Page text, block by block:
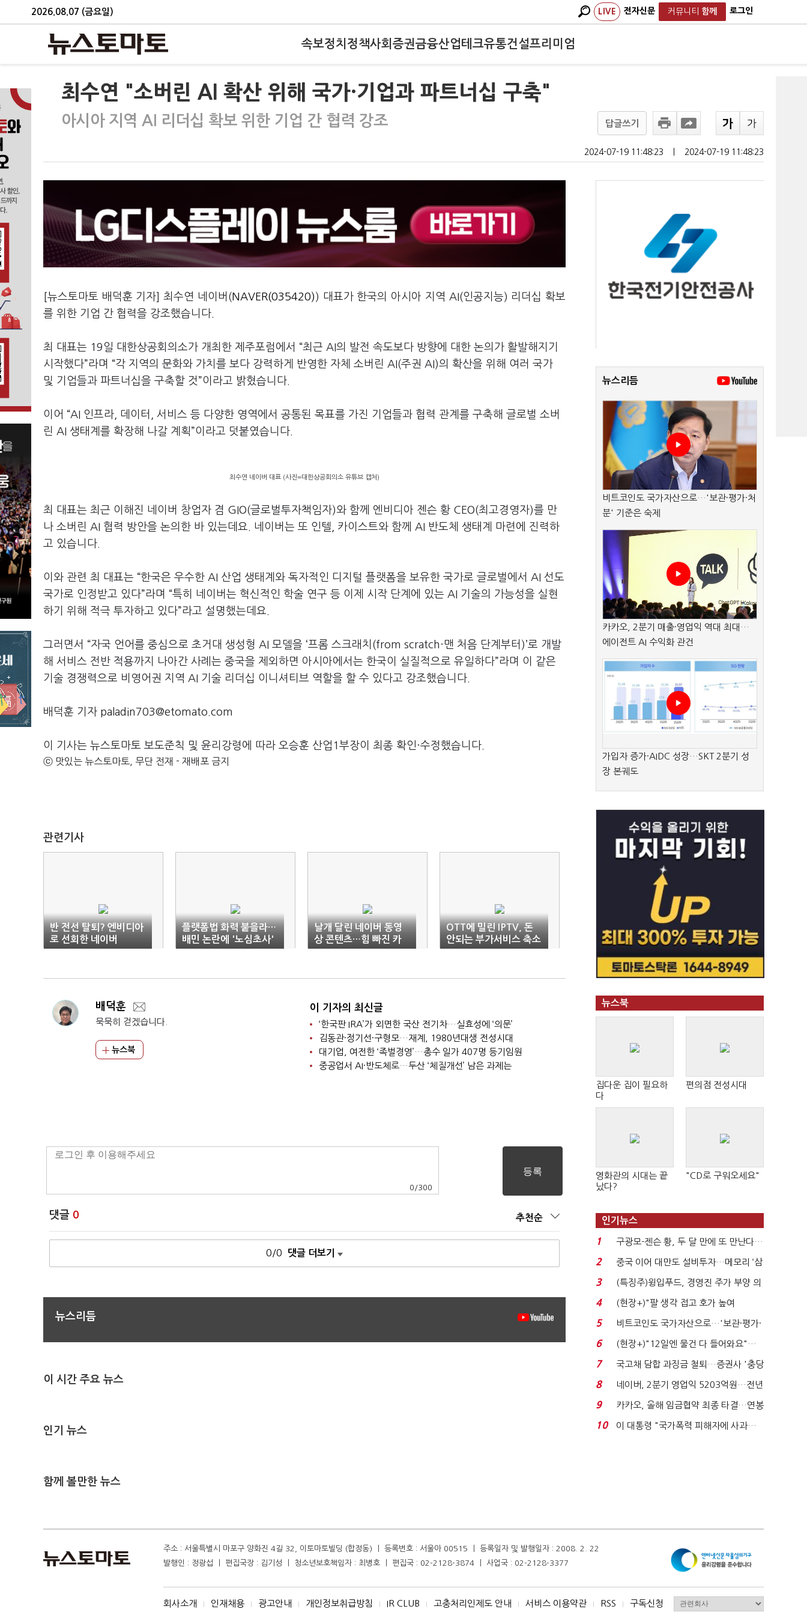
2026.08.07 (금요일) LIVE 전자신문 커뮤니티 함께 로그인
속보정치 정책사회 증권금융산업테크유통건설프리미엄
최수연 "소버린 AI 확산 위해 국가·기업과 파트너십 구축"
아시아 지역 AI 리더십 확보 위한 기업 간 협력 강조 답글쓰기
2024-07-19 11:48:23 2024-07-19 11:48:23
[뉴스토마토 배덕훈 기자] 최수연 네이버( NAVER(035420) ) 대표가 한국의 아시아 지역 AI(인공지능) 리더십 확보
를 위한 기업 간 협력을 강조했습니다
최 대표는 19일 대한상공회의소가 개최한 제주포럼에서 “최근 AI의 발전 속도보다 방향에 대한 논의가 활발해지기
시작했다”라며 “각 지역의 문화와 가치를 보다 강력하게 반영한 자체 소버린 AI(주권 AI)의 확산을 위해 여러 국가
및 기업들과 파트너십을 구축할 것”이라고 밝혔습니다
이어 “AI 인프라 데이터
서비스 등 다양한 영역에서 공통된 목표를 가진 기업들과 협력 관계를 구축해 글로벌 소버
린 AI 생태계를 확장해 나갈 계획”이라고 덧붙였습니다
최수연 네이버 대표 (사진=대한상공회의소 유튜브 캡처)
최 대표는 최근 이해진 네이버 창업자 겸 GIO(글로벌투자책임자)와 함께 엔비디아 젠슨 황 CEO(최고경영자)를 만
나 소버린 AI 협력 방안을 논의한 바 있는데요 네이버는 또 인텔 카이스트와 함께 AI 반도체 생태계 마련에 진력하
고 있습니다
이와 관련 최 대표는 “한국은 우수한 AI 산업 생태계와 독자적인 디지털 플랫폼을 보유한 국가로 글로벌에서 AI 선도
국가로 인정받고 있다”라며 “특히 네이버는 혁신적인 학술 연구 등 이제 시작 단계에 있는 AI 기술의 가능성을 실현
하기 위해 적극 투자하고 있다”라고 설명했는데요
그러면서 “자국 언어를 중심으로 초거대 생성형 AI 모델을 ‘프롬 스크래치 (from scratch ·맨 처음 단계부터 )’로 개발
해 서비스 전반 적용까지 나아간 사례는 중국을 제외하면 아시아에서는 한국이 실질적으로 유일하다”라며 이 같은
기술 경쟁력으로 비영어권 지역 AI 기술 리더십 이니셔티브 역할을 할 수 있다고 강조했습니다
배덕훈 기자 paladin703@etomato.com
이 기사는 뉴스토마토 보도준칙 및 윤리강령에 따라 오승훈 산업1부장이 최종 확인·수정했습니다.
ⓒ 맛있는 뉴스토마토, 무단 전재 - 재배포 금지
관련기사
반 전선 탈퇴? 엔비디아
로 선회한 네이버
플랫폼법 화력 붙을라…
배민 논란에 '노심초사'
날개 달린 네이버 동영
상 콘텐츠…힘 빠진 카
카오
OTT에 밀린 IPTV, 돈
안되는 부가서비스 축소
배덕훈
묵묵히 걷겠습니다.
뉴스북
이 기자의 최신글
‘한국판 IRA’가 외면한 국산 전기차…실효성에 ‘의문’
김동관·정기선·구형모…재계, 1980년대생 전성시대
대기업, 여전한 ‘족벌경영’…총수 일가 407명 등기임원
중공업서 AI·반도체로…두산 ‘체질개선’ 남은 과제는
0 /300
댓글 0 추천순
0/0 댓글 더보기
뉴스리듬
이 시간 주요 뉴스
인기 뉴스
함께 볼만한 뉴스
뉴스리듬
비트코인도 국가자산으로…'보관·평가·처
분' 기준은 숙제
카카오, 2분기 매출·영업익 역대 최대…
에이전트 AI 수익화 관건
가입자 증가·AIDC 성장…SKT 2분기 성
장 본궤도
뉴스북
집다운 집이 필요하
다
편의점 전성시대
영화관의 시대는 끝
났다?
"CD로 구워오세요"
인기뉴스
1
구광모-젠슨 황, 두 달 만에 또 만난다…
로봇·AI 등 논...
2
중국 이어 대만도 설비투자…메모리 ‘삼
국전쟁’
3
(특징주)윙입푸드, 경영진 주가 부양 의
지에 상한가...
4
(현장+)"팔 생각 접고 호가 높여
요"…'덜 똘똘한 한 채' 20...
5
비트코인도 국가자산으로…'보관·평가·
처분' 기준은 ...
6
(현장+)"12일엔 물건 다 들어와요"…
빈 매대 채우며 문 연 ...
7
국고채 담합 과징금 철퇴…증권사 '충당
금 폭탄' 우려...
8
네이버, 2분기 영업익 5203억원…전년
비 0.2% 감소...
9
카카오, 올해 임금협약 최종 타결…연봉
6.3% 인상·격려...
10
이 대통령 "국가폭력 피해자에 사과…
주소 : 서울특별시 마포구 양화진 4길 32, 이토마토빌딩 (합정동) ㅣ 등록번호 : 서울아 00515 ㅣ 등록일자 및 발행일자 : 2008. 2. 22
발행인 : 정광섭 ㅣ 편집국장 : 김기성 ㅣ 청소년보호책임자 : 최병호 ㅣ 편집국 : 02-2128-3874 ㅣ 사업국 : 02-2128-3377
회사소개 I 인재채용 I 광고안내 I 개인정보취급방침 I IR CLUB I 고충처리인제도 안내 I 서비스 이용약관 I RSS I 구독신청